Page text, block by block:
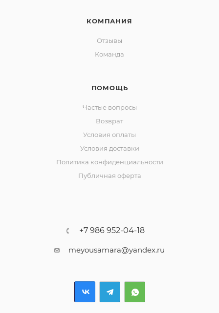
КОМПАНИЯ
Отзывы
Команда
ПОМОЩЬ
Частые вопросы
Возврат
Условия оплаты
Условия доставки
Политика конфиденциальности
Публичная оферта
+7 986 952-04-18
meyousamara@yandex.ru